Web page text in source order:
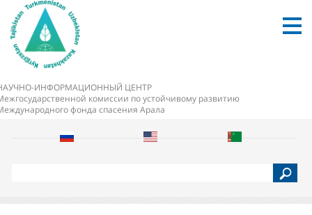
ИНФОРМАЦИОННЫЙ ЦЕНТР
комиссии по устойчивому развитию
фонда спасения Арала
r